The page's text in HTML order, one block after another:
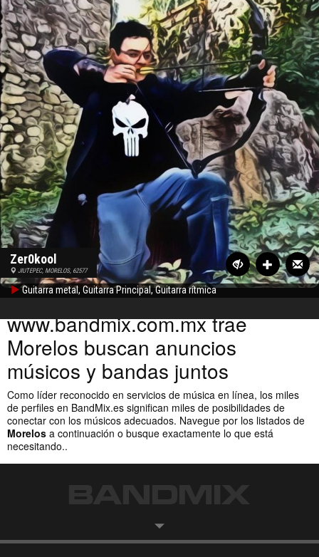
Zer0kool
JIUTEPEC, MORELOS, 62577
Guitarra metal, Guitarra Principal, Guitarra rítmica
www.bandmix.com.mxtrae
Morelos buscan anuncios
músicos y bandas juntos
Como líder reconocido en servicios de música en línea, los miles
de perfiles en BandMix.es significan miles de posibilidades de
conectar con los músicos adecuados. Navegue por los listados de
Morelos a continuación o busque exactamente lo que está
necesitando..